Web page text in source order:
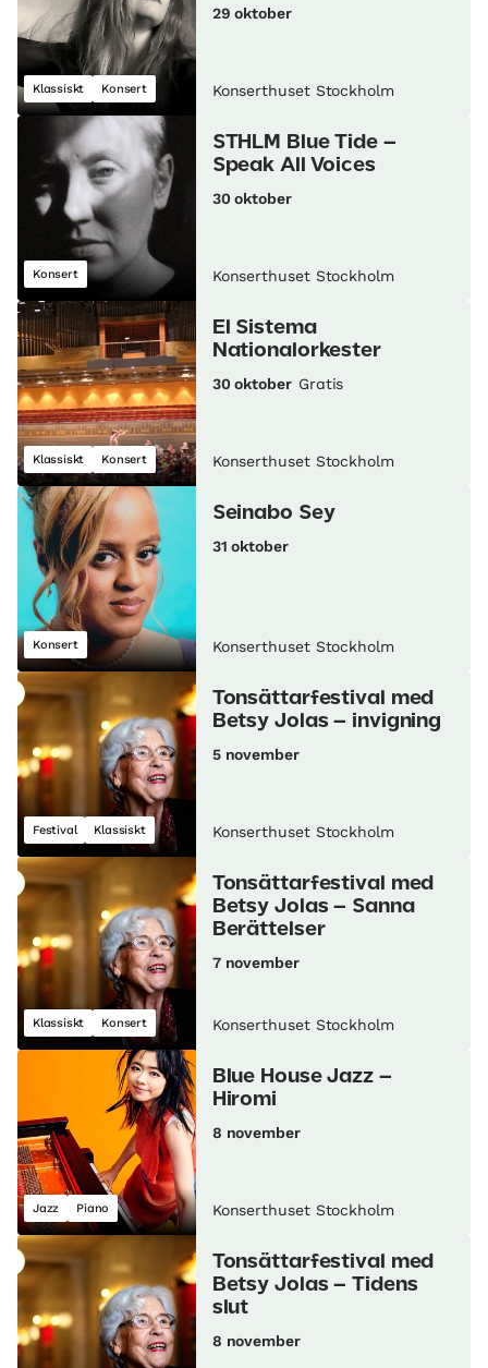
Klassiskt Konsert
29 oktober
Konserthuset Stockholm
Konsert
STHLM Blue Tide –
Speak All Voices
30 oktober
Konserthuset Stockholm
Klassiskt Konsert
El Sistema
Nationalorkester
30 oktober Gratis
Konserthuset Stockholm
Konsert
Seinabo Sey
31 oktober
Konserthuset Stockholm
Festival Klassiskt
Tonsättarfestival med
Betsy Jolas – invigning
5 november
Konserthuset Stockholm
Klassiskt Konsert
Tonsättarfestival med
Betsy Jolas – Sanna
Berättelser
7 november
Konserthuset Stockholm
Jazz Piano
Blue House Jazz –
Hiromi
8 november
Konserthuset Stockholm
Tonsättarfestival med
Betsy Jolas – Tidens
slut
8 november